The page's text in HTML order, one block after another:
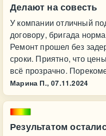
Делают на совесть
У компании отличный
договору, бригада
Ремонт прошел без
сроки. Приятно, что
всё прозрачно.
Марина П., 07.11.2024
Результатом